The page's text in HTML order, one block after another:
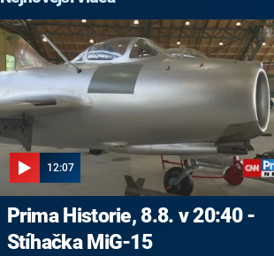
12:07
Prima Historie, 8.8. v 20:40 -
Stíhačka MiG-15